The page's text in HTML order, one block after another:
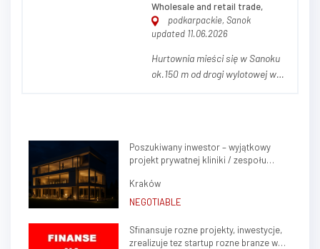
Wholesale and retail trade,
podkarpackie, Sanok
updated 11.06.2026
Hurtownia mieści się w Sanoku
ok.150 m od drogi wylotowej w
dwa magazyny, jeden z nich
połączony jest z częścią
socjalno-biurową, która może...
Poszukiwany inwestor – wyjątkowy
projekt prywatnej kliniki / zespołu
(Krowodrza)
Kraków
NEGOTIABLE
Sfinansuje rozne projekty, inwestycje,
zrealizuje tez startup rozne branze w